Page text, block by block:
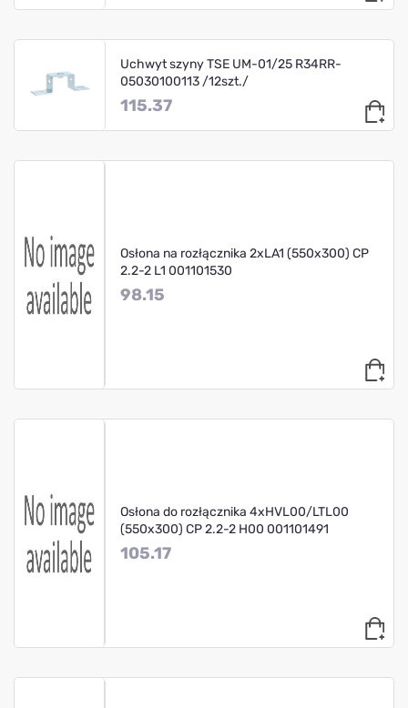
Uchwyt szyny TSE UM-01/25 R34RR-
05030100113 /12szt./
115.37
Osłona na rozłącznika 2xLA1 (550x300) CP
2.2-2 L1 001101530
98.15
Osłona do rozłącznika 4xHVL00/LTL00
(550x300) CP 2.2-2 H00 001101491
105.17